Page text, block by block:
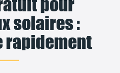
pour
solaires :
rapidement